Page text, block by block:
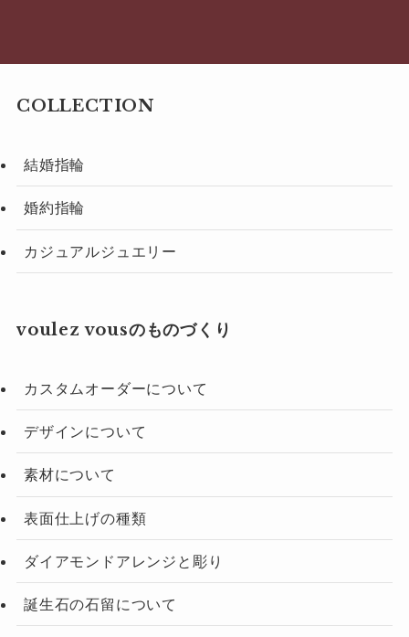
COLLECTION
結婚指輪
婚約指輪
カジュアルジュエリー
voulez vousのものづくり
カスタムオーダーについて
デザインについて
素材について
表面仕上げの種類
ダイアモンドアレンジと彫り
誕生石の石留について